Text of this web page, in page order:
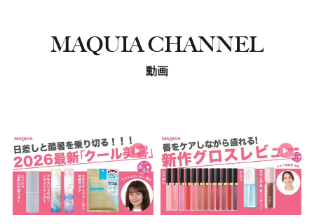
MAQUIA CHANNEL
動画